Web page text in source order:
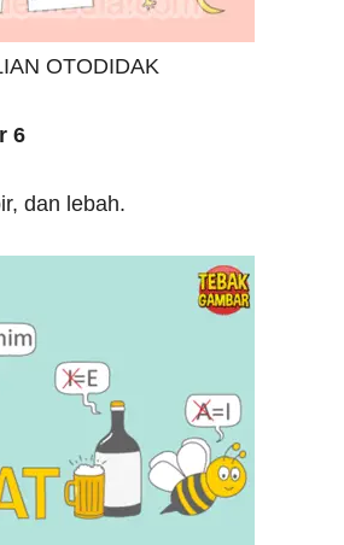
OTODIDAK
6
dan lebah.